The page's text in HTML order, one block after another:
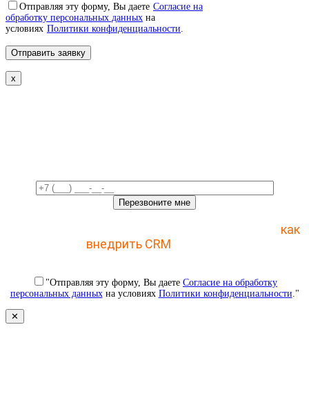
Отправляя эту форму, Вы даете Согласие на
обработку персональных данных на
условиях Политики конфиденциальности
x
как
внедрить CRM
"Отправляя эту форму, Вы даете Согласие на обработку
персональных данныхна условиях Политики конфиденциальности ."
✕